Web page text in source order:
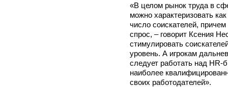
«В целом рынок труда в
можно характеризовать
число соискателей,
спрос, – говорит Ксения
стимулировать
уровень. А игрокам
следует работать над HR-
наиболее
своих работодателей».